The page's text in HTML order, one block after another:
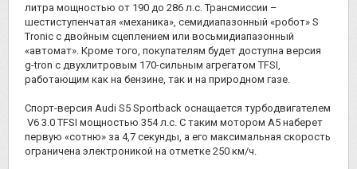
литра мощностью от 190 до 286 л.с. Трансмиссии –
шестиступенчатая «механика», семидиапазонный «робот» S
Tronic с двойным сцеплением или восьмидиапазонный
«автомат». Кроме того, покупателям будет доступна версия
g-tron с двухлитровым 170-сильным агрегатом TFSI,
работающим как на бензине, так и на природном газе.
Спорт-версия Audi S5 Sportback оснащается турбодвигателем
V6 3.0 TFSI мощностью 354 л.с. С таким мотором А5 наберет
первую «сотню» за 4,7 секунды, а его максимальная скорость
ограничена электроникой на отметке 250 км/ч.